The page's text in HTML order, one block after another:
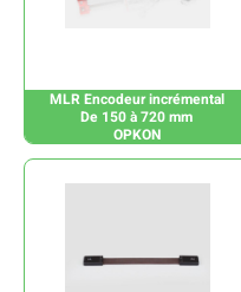
MLR Encodeur incrémental
De 150 à 720 mm
OPKON